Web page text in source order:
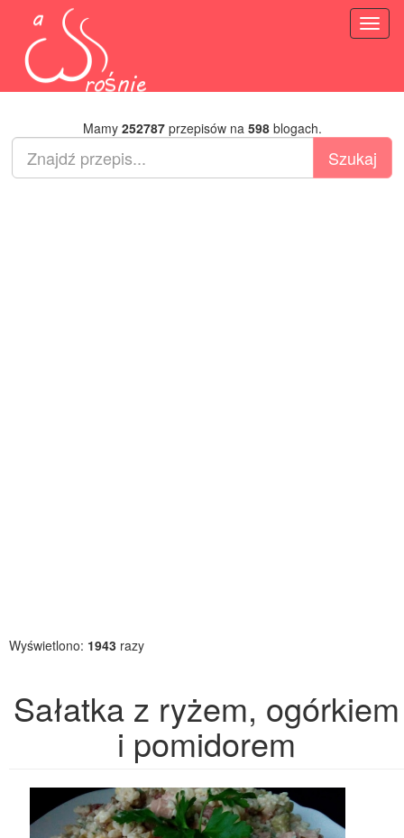
Mamy 252787przepisów na 598blogach.
Wyświetlono: 1943 razy
Sałatka z ryżem, ogórkiem
i pomidorem